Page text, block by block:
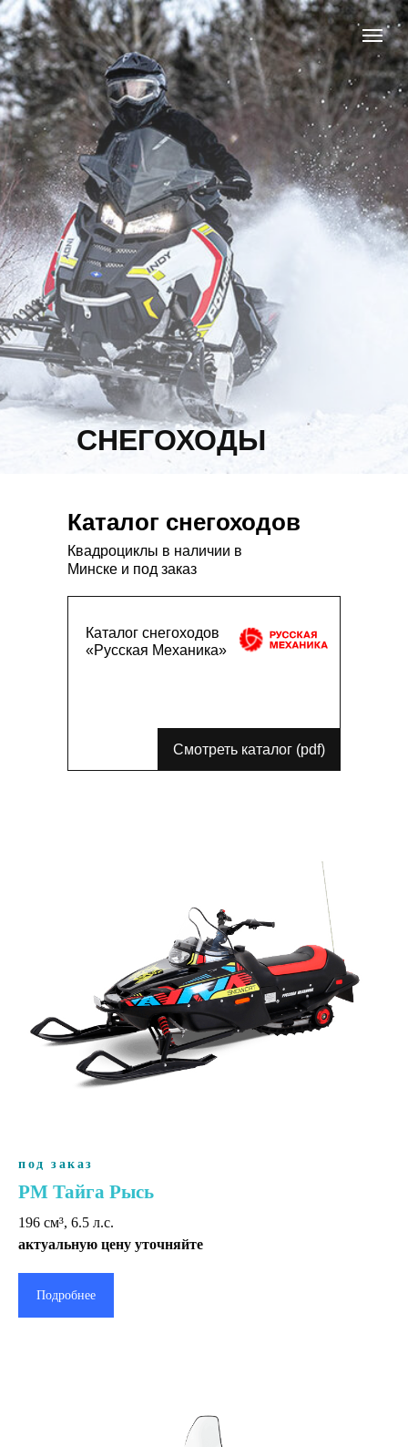
CНЕГОХОДЫ
Каталог снегоходов
Квадроциклы в наличии в
Минске и под заказ
Каталог снегоходов
«Русская Механика»
Смотреть каталог (pdf)
под заказ
РМ Тайга Рысь
196 cм³, 6.5 л.с.
актуальную цену уточняйте
Подробнее